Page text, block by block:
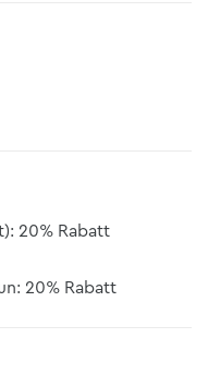
20% Rabatt
20% Rabatt